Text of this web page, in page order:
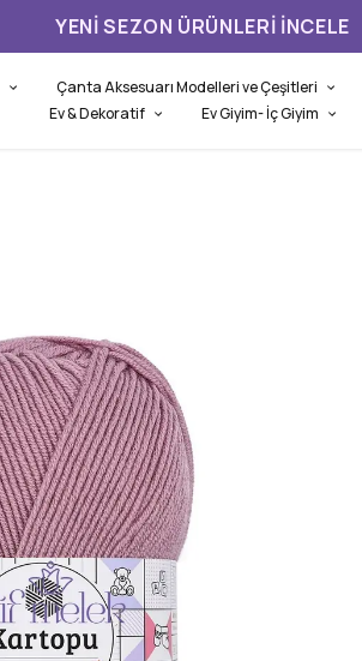
YENI SEZON ÜRÜNLERI İNCELE
Çanta Aksesuarı Modelleri ve Çeşitleri
Ev & Dekoratif
Ev Giyim- İç Giyim